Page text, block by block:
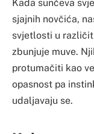
Kada sunčeva
sjajnih novčića,
svjetlosti u
zbunjuje muve.
protumačiti kao
opasnost pa
udaljavaju se.